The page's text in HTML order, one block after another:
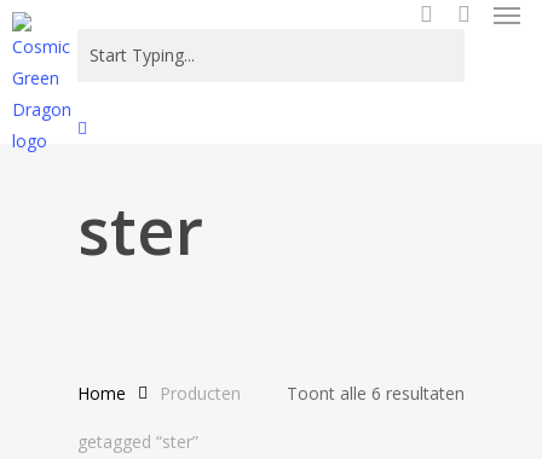
Skip
to
main
content
Close
ster
Toont alle 6 resultaten
Home Producten
getagged “ster”